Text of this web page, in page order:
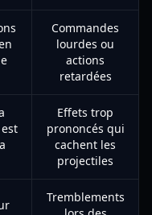
Commandes
lourdes ou
actions
retardées
Effets trop
prononcés qui
cachent les
projectiles
Tremblements